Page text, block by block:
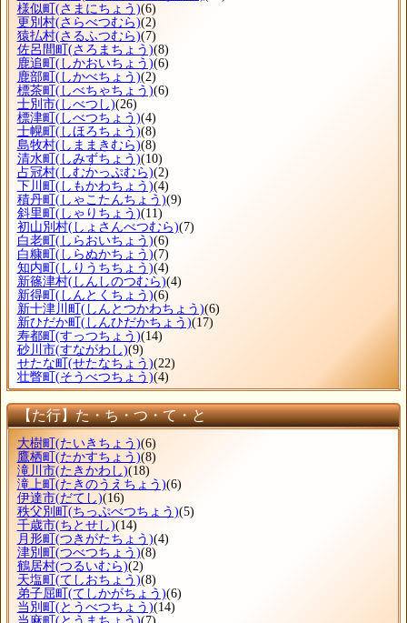
様似町 (さまにちょう)(6)
更別村(さらべつむら)(2)
猿払村(さるふつむら)(7)
佐呂間町 (さろまちょう)(8)
鹿追町 (しかおいちょう)(6)
鹿部町 (しかべちょう)(2)
標茶町 (しべちゃちょう)(6)
士別市(しべつし)(26)
標津町 (しべつちょう)(4)
士幌町 (しほろちょう)(8)
島牧村(しままきむら)(8)
清水町 (しみずちょう)(10)
占冠村(しむかっぷむら)(2)
下川町 (しもかわちょう)(4)
積丹町 (しゃこたんちょう)(9)
斜里町 (しゃりちょう)(11)
初山別村(しょさんべつむら)(7)
白老町 (しらおいちょう)(6)
白糠町 (しらぬかちょう)(7)
知内町 (しりうちちょう)(4)
新篠津村(しんしのつむら)(4)
新得町 (しんとくちょう)(6)
新十津川町 (しんとつかわちょう)(6)
新ひだか町 (しんひだかちょう)(17)
寿都町 (すっつちょう)(14)
砂川市(すながわし)(9)
せたな町 (せたなちょう)(22)
壮瞥町 (そうべつちょう)(4)
【た行】た・ち・つ・て・と
大樹町 (たいきちょう)(6)
鷹栖町 (たかすちょう)(8)
滝川市(たきかわし)(18)
滝上町 (たきのうえちょう)(6)
伊達市(だてし)(16)
秩父別町 (ちっぷべつちょう)(5)
千歳市(ちとせし)(14)
月形町 (つきがたちょう)(4)
津別町 (つべつちょう)(8)
鶴居村(つるいむら)(2)
天塩町 (てしおちょう)(8)
弟子屈町 (てしかがちょう)(6)
当別町 (とうべつちょう)(14)